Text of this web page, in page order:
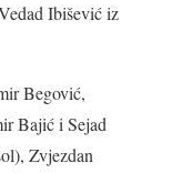
Ibišević iz
Begović,
Bajić i Sejad
Zvjezdan